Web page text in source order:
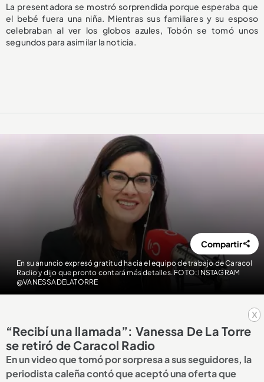
x
La presentadora se mostró sorprendida porque esperaba que
el bebé fuera una niña. Mientras sus familiares y su esposo
celebraban al ver los globos azules, Tobón se tomó unos
segundos para asimilar la noticia.
En su anuncio expresó gratitud hacia el equipo de trabajo de Caracol
Radio y dijo que pronto contará más detalles. FOTO: INSTAGRAM
@VANESSADELATORRE
Compartir
“Recibí una llamada”: Vanessa De La Torre
se retiró de Caracol Radio
En un video que tomó por sorpresa a sus seguidores, la
periodista caleña contó que aceptó una oferta que